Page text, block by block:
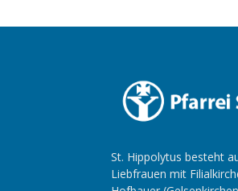
St. Hippolytus besteht
Liebfrauen mit